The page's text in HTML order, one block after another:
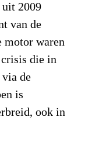
uit 2009
van de
motor waren
die in
via de
is
ook in